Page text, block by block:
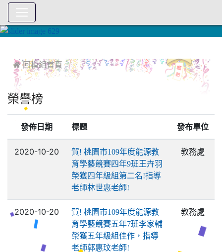
 回模組首頁
榮譽榜
發佈日期 標題 發布單位
2020-10-20
賀! 桃園市109年度能源教
育學藝競賽四年9班王卉羽
榮獲四年級組第二名!指導
老師林世惠老師!
教務處
2020-10-20
賀! 桃園市109年度能源教
育學藝競賽五年7班李家輔
榮獲五年級組佳作，指導
老師郭惠玟老師!
教務處